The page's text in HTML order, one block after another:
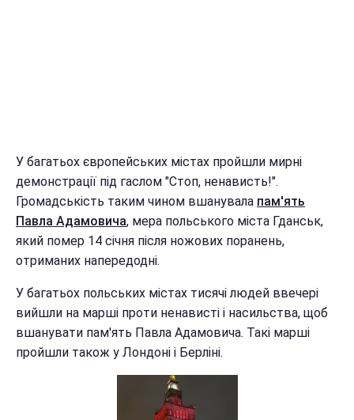
У багатьох європейських містах пройшли мирні
демонстрації під гаслом "Стоп, ненависть!".
Громадськість таким чином вшанувала пам'ять
Павла Адамовича, мера польського міста Гданськ,
який помер 14 січня після ножових поранень,
отриманих напередодні.
У багатьох польських містах тисячі людей ввечері
вийшли на марші проти ненависті і насильства, щоб
вшанувати пам'ять Павла Адамовича. Такі марші
пройшли також у Лондоні і Берліні.